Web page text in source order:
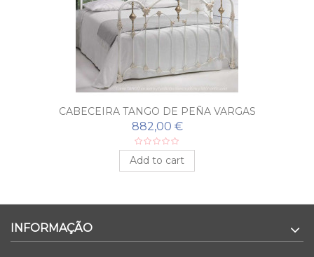
CABECEIRA TANGO DE PEÑA VARGAS
882,00 €
Add to cart
INFORMAÇÃO